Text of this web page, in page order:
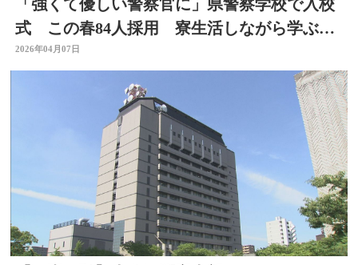
「強くて優しい警察官に」県警察学校で入校
式 この春84人採用 寮生活しながら学ぶ
大分
2026年04月07日